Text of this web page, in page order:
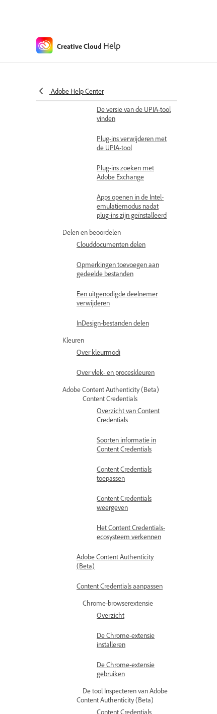
Creative Cloud Help
Adobe Help Center
Hulp krijgen in de UPIA-
met de UPIA-tool
De versie van de UPIA-tool
vinden
Plug-ins verwijderen met
de UPIA-tool
Plug-ins zoeken met
Adobe Exchange
Apps openen in de Intel-
emulatiemodus nadat
plug-ins zijn geïnstalleerd
Delen en beoordelen
Clouddocumenten delen
Opmerkingen toevoegen aan
gedeelde bestanden
Een uitgenodigde deelnemer
verwijderen
InDesign-bestanden delen
Kleuren
Over kleurmodi
Over vlek- en proceskleuren
Adobe Content Authenticity (Beta)
Content Credentials
Overzicht van Content
Credentials
Soorten informatie in
Content Credentials
Content Credentials
toepassen
Content Credentials
weergeven
Het Content Credentials-
ecosysteem verkennen
Adobe Content Authenticity
(Beta)
Content Credentials aanpassen
Chrome-browserextensie
Overzicht
De Chrome-extensie
installeren
De Chrome-extensie
gebruiken
De tool Inspecteren van Adobe
Content Authenticity (Beta)
Content Credentials